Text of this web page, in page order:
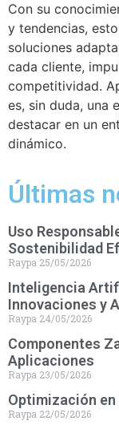
Con su
y tendencias,
soluciones
cada cliente,
competitividad.
es, sin duda, una
destacar en un
dinámico.
Últimas
Uso
Sostenibilidad
Raypa 25/05/2026
Inteligencia
Innovaciones y
Raypa 24/05/2026
Componentes
Aplicaciones
Raypa 23/05/2026
Optimización en
Raypa 22/05/2026